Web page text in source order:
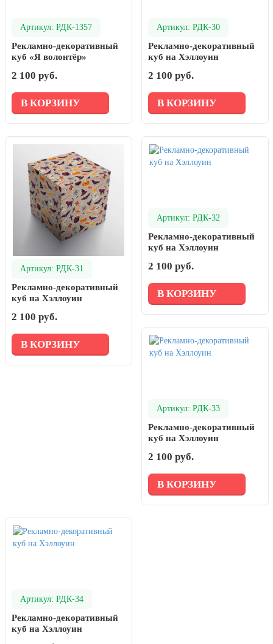
Артикул: РДК-1357
Рекламно-декоративный
куб «Я волонтёр»
2 100 руб.
В КОРЗИНУ
Артикул: РДК-30
Рекламно-декоративный
куб на Хэллоуин
2 100 руб.
В КОРЗИНУ
Артикул: РДК-31
Рекламно-декоративный
куб на Хэллоуин
2 100 руб.
В КОРЗИНУ
Артикул: РДК-32
Рекламно-декоративный
куб на Хэллоуин
2 100 руб.
В КОРЗИНУ
Артикул: РДК-33
Рекламно-декоративный
куб на Хэллоуин
2 100 руб.
В КОРЗИНУ
Артикул: РДК-34
Рекламно-декоративный
куб на Хэллоуин